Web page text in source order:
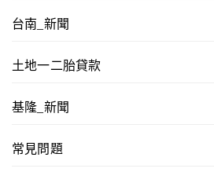
台南_新聞
土地一二胎貸款
基隆_新聞
常見問題